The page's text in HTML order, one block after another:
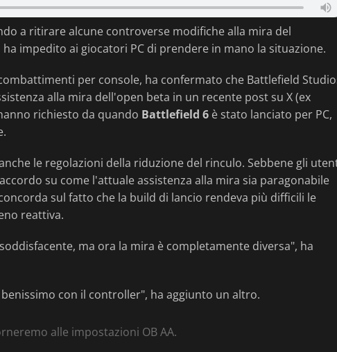
a ritirare alcune controverse modifiche alla mira del
impedito ai giocatori PC di prendere in mano la situazione.
per console, ha confermato che Battlefield
alla mira dell'open beta in un recente post su X (ex
richiesto da quando Battlefield 6 è stato lanciato per PC,
le regolazioni della riduzione del rinculo. Sebbene gli
su come l'attuale assistenza alla mira sia paragonabile
sul fatto che la build di lancio rendeva più difficili le
reattiva.
ma ora la mira è completamente diversa", ha
con il controller", ha aggiunto un altro.
alle impostazioni OB AA.